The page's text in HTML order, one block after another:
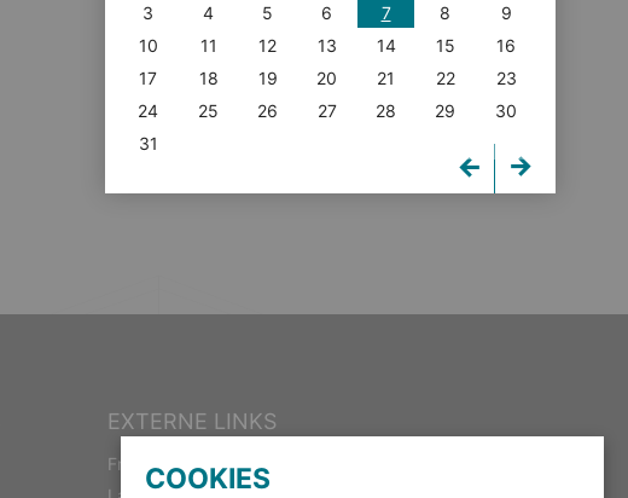
3
4 5 6 7 8
9
10
11 12 13 14 15
16
17
18 19 20 21 22
23
24
25 26 27 28 29
30
31
EXTERNE LINKS
Freistaat Thüringen
COOKIES